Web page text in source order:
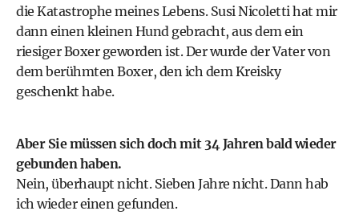
die Katastrophe meines Lebens. Susi Nicoletti hat mir
dann einen kleinen Hund gebracht, aus dem ein
riesiger Boxer geworden ist. Der wurde der Vater von
dem berühmten Boxer, den ich dem Kreisky
geschenkt habe.
Aber Sie müssen sich doch mit 34 Jahren bald wieder
gebunden haben.
Nein, überhaupt nicht. Sieben Jahre nicht. Dann hab
ich wieder einen gefunden.